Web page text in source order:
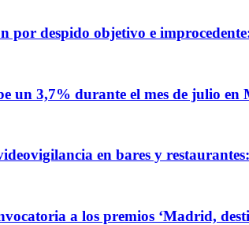
por despido objetivo e
un 3,7% durante el mes de julio en
en bares y
a los premios ‘Madrid,